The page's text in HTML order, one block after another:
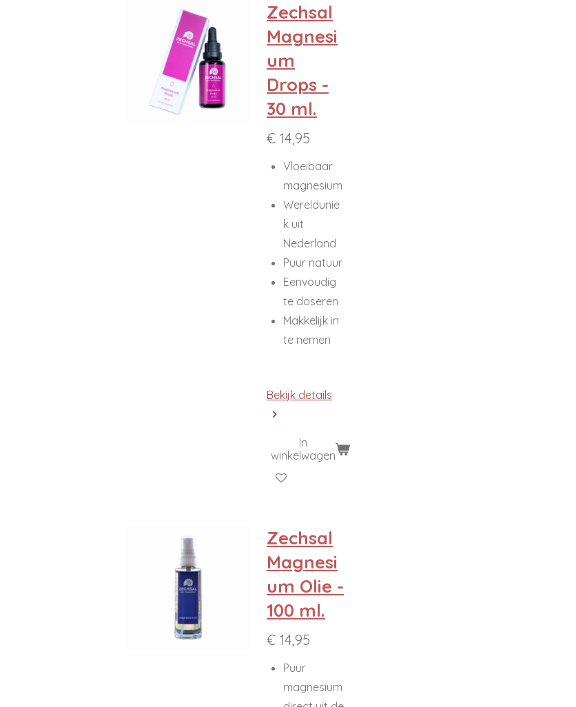
Zechsal
Magnesi
um
Drops -
30 ml.
€ 14,95
Vloeibaar
magnesium
Wereldunie
k uit
Nederland
Puur natuur
Eenvoudig
te doseren
Makkelijk in
te nemen
Bekijk details
In
winkelwagen
Zechsal
Magnesi
um Olie -
100 ml.
€ 14,95
Puur
magnesium